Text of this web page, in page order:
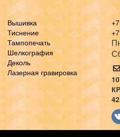
Вышивка
Тиснение
Тампопечать
Шелкография
Деколь
Лазерная гравировка